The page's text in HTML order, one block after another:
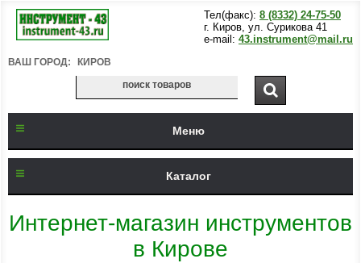
Тел(факс): 8 (8332) 24-75-50
г. Киров, ул. Сурикова 41
e-mail: 43.instrument@mail.ru
ВАШ ГОРОД: КИРОВ
Меню
Каталог
Интернет-магазин инструментов
в Кирове